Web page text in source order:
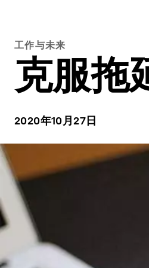
工作与未来
克服拖
2020年10月27日